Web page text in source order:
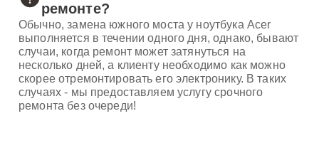
ремонте?
Обычно, замена южного моста у ноутбука Acer
выполняется в течении одного дня, однако, бывают
случаи, когда ремонт может затянуться на
несколько дней, а клиенту необходимо как можно
скорее отремонтировать его электронику. В таких
случаях - мы предоставляем услугу срочного
ремонта без очереди!